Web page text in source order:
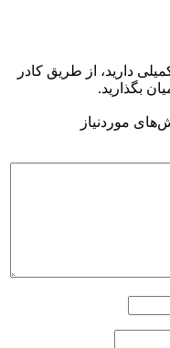
دارید، از طریق کادر
بگذارید.
موردنیاز